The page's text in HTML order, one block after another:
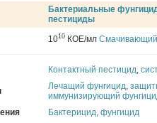
Бактериальные
пестициды
1010 КОЕ/мл
Контактный пестицид,
Лечащий фунгицид,
иммунизирующий
Бактерицид, фунгицид